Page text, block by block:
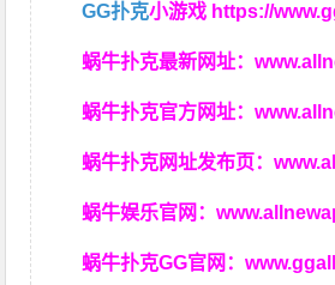
GG扑克小游戏 https://
蜗牛扑克最新网址：
蜗牛扑克官方网址：
蜗牛扑克网址发布页：
蜗牛娱乐官网：
蜗牛扑克GG官网：